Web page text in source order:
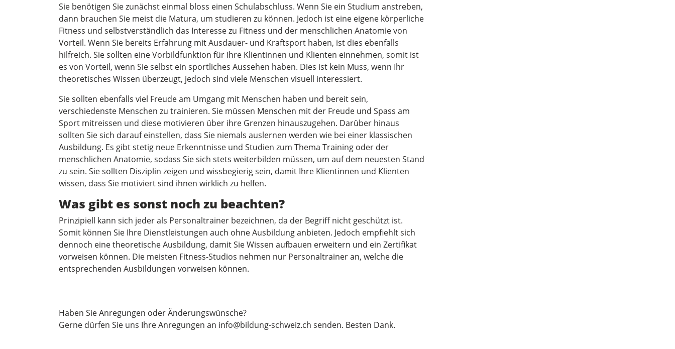
Sie benötigen Sie zunächst einmal bloss einen Schulabschluss. Wenn Sie ein Studium anstreben,
dann brauchen Sie meist die Matura, um studieren zu können. Jedoch ist eine eigene körperliche
Fitness und selbstverständlich das Interesse zu Fitness und der menschlichen Anatomie von
Vorteil. Wenn Sie bereits Erfahrung mit Ausdauer- und Kraftsport haben, ist dies ebenfalls
hilfreich. Sie sollten eine Vorbildfunktion für Ihre Klientinnen und Klienten einnehmen, somit ist
es von Vorteil, wenn Sie selbst ein sportliches Aussehen haben. Dies ist kein Muss, wenn Ihr
theoretisches Wissen überzeugt, jedoch sind viele Menschen visuell interessiert.
Sie sollten ebenfalls viel Freude am Umgang mit Menschen haben und bereit sein,
verschiedenste Menschen zu trainieren. Sie müssen Menschen mit der Freude und Spass am
Sport mitreissen und diese motivieren über ihre Grenzen hinauszugehen. Darüber hinaus
sollten Sie sich darauf einstellen, dass Sie niemals auslernen werden wie bei einer klassischen
Ausbildung. Es gibt stetig neue Erkenntnisse und Studien zum Thema Training oder der
menschlichen Anatomie, sodass Sie sich stets weiterbilden müssen, um auf dem neuesten Stand
zu sein. Sie sollten Disziplin zeigen und wissbegierig sein, damit Ihre Klientinnen und Klienten
wissen, dass Sie motiviert sind ihnen wirklich zu helfen.
Was gibt es sonst noch zu beachten?
Prinzipiell kann sich jeder als Personaltrainer bezeichnen, da der Begriff nicht geschützt ist.
Somit können Sie Ihre Dienstleistungen auch ohne Ausbildung anbieten. Jedoch empfiehlt sich
dennoch eine theoretische Ausbildung, damit Sie Wissen aufbauen erweitern und ein Zertifikat
vorweisen können. Die meisten Fitness-Studios nehmen nur Personaltrainer an, welche die
entsprechenden Ausbildungen vorweisen können.
Haben Sie Anregungen oder Änderungswünsche?
Gerne dürfen Sie uns Ihre Anregungen an info@bildung-schweiz.ch senden. Besten Dank.